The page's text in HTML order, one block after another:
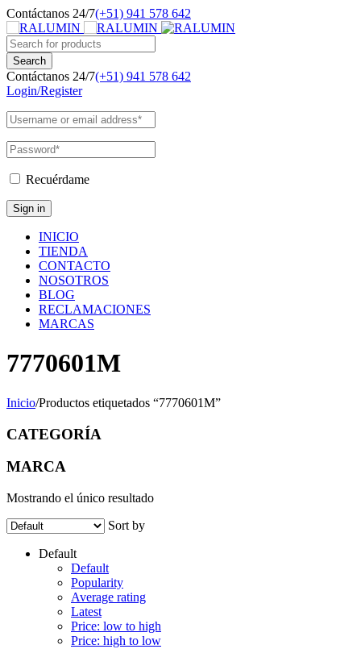
Contáctanos 24/7(+51) 941 578 642
Contáctanos 24/7(+51) 941 578 642
Login/Register
Recuérdame
INICIO
TIENDA
CONTACTO
NOSOTROS
BLOG
RECLAMACIONES
MARCAS
7770601M
Inicio/Productos etiquetados “7770601M”
CATEGORÍA
MARCA
Mostrando el único resultado
Sort by
Default
Default
Popularity
Average rating
Latest
Price: low to high
Price: high to low